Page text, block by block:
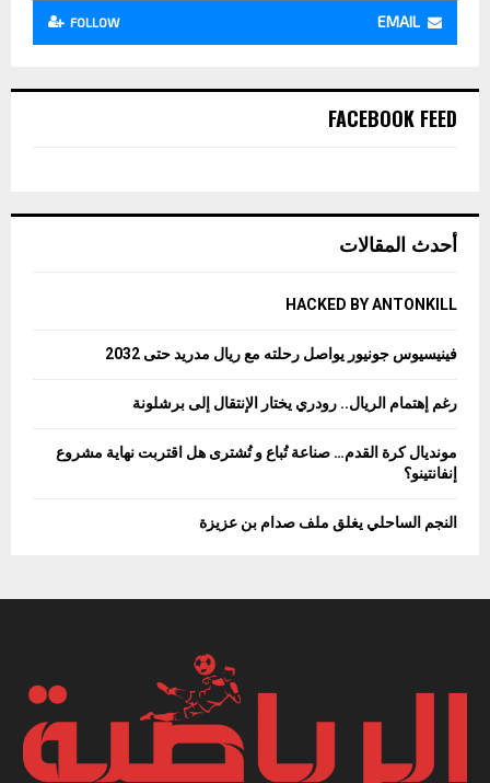
EMAIL
FOLLOW
FACEBOOK FEED
أحدث المقالات
HACKED BY ANTONKILL
فينيسيوس جونيور يواصل رحلته مع ريال مدريد حتى 2032
رغم إهتمام الريال.. رودري يختار الإنتقال إلى برشلونة
مونديال كرة القدم… صناعة تُباع و تُشترى هل اقتربت نهاية مشروع
إنفانتينو؟
النجم الساحلي يغلق ملف صدام بن عزيزة